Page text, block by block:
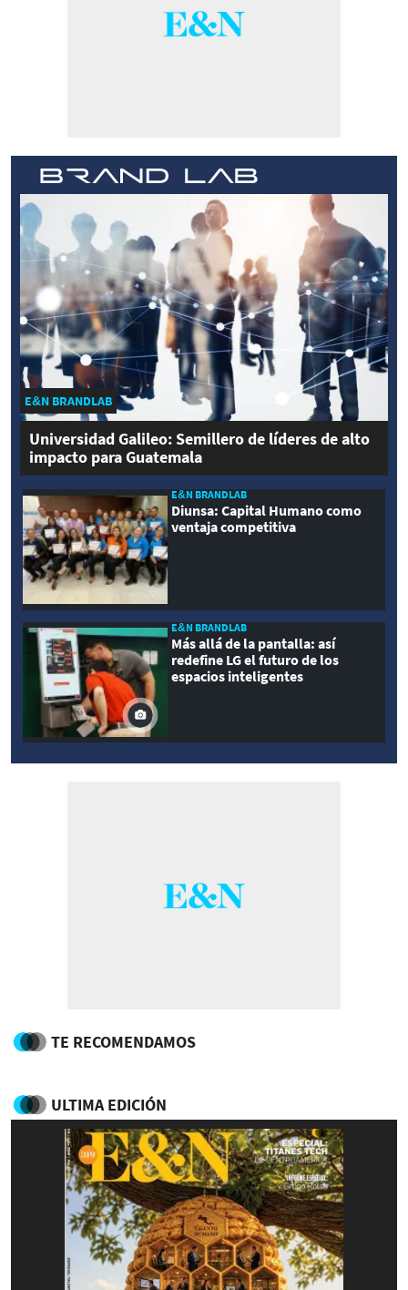
E&N BRANDLAB
Universidad Galileo: Semillero de líderes de alto
impacto para Guatemala
E&N BRANDLAB
Diunsa: Capital Humano como
ventaja competitiva
E&N BRANDLAB
Más allá de la pantalla: así
redefine LG el futuro de los
espacios inteligentes
TE RECOMENDAMOS
ULTIMA EDICIÓN